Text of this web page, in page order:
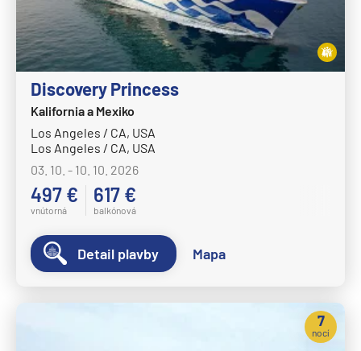
Discovery Princess
Kalifornia a Mexiko
Los Angeles / CA, USA
Los Angeles / CA, USA
03. 10. - 10. 10. 2026
497 €
vnútorná
617 €
balkónová
Detail plavby Mapa
7
nocí